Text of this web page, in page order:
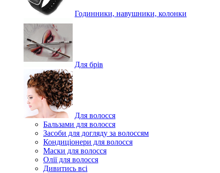
Годинники, навушники, колонки
Для брів
Для волосся
Бальзами для волосся
Засоби для догляду за волоссям
Кондиціонери для волосся
Маски для волосся
Олії для волосся
Дивитись всі